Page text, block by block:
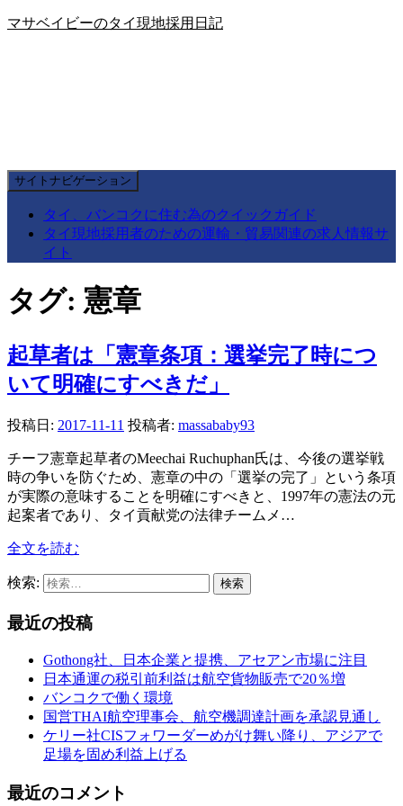
マサベイビーのタイ現地採用日記
サイトナビゲーション
タイ、バンコクに住む為のクイックガイド
タイ現地採用者のための運輸・貿易関連の求人情報サ
イト
タグ: 憲章
起草者は「憲章条項：選挙完了時につ
いて明確にすべきだ」
投稿日: 2017-11-11 投稿者: massababy93
チーフ憲章起草者のMeechai Ruchuphan氏は、今後の選挙戦
時の争いを防ぐため、憲章の中の「選挙の完了」という条項
が実際の意味することを明確にすべきと、1997年の憲法の元
起案者であり、タイ貢献党の法律チームメ…
全文を読む
検索:
最近の投稿
Gothong社、日本企業と提携、アセアン市場に注目
日本通運の税引前利益は航空貨物販売で20％増
バンコクで働く環境
国営THAI航空理事会、航空機調達計画を承認見通し
ケリー社CISフォワーダーめがけ舞い降り、アジアで
足場を固め利益上げる
最近のコメント